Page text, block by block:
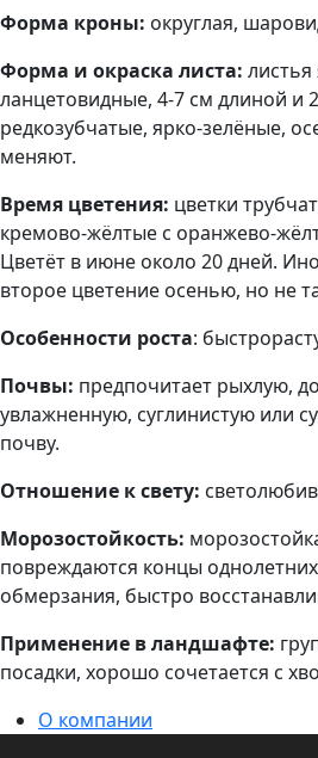
Форма кроны: округлая,
Форма и окраска листа:
ланцетовидные, 4-7 см длиной и
редкозубчатые, ярко-зелёные,
меняют.
Время цветения: цветки
кремово-жёлтые с оранжево-
Цветёт в июне около 20 дней.
второе цветение осенью, но не
Особенности роста:
Почвы: предпочитает рыхлую,
увлажненную, суглинистую или
почву.
Отношение к свету:
Морозостойкость:
повреждаются концы
обмерзания, быстро
Применение в ландшафте:
посадки, хорошо сочетается с
О компании